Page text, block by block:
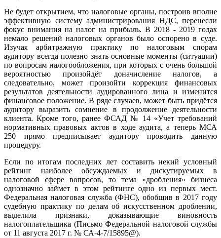
Не будет открытием, что налоговые органы, построив вполне
эффективную систему администрирования НДС, перенесли
фокус внимания на налог на прибыль. В 2018 - 2019 годах
немало решений налоговых органов было оспорено в суде.
Изучая арбитражную практику по налоговым спорам
аудитору всегда полезно знать основные моменты (ситуации)
по вопросам налогообложения, при которых с очень большой
вероятностью произойдёт доначисление налогов, а
следовательно, может произойти коррекция финансовых
результатов деятельности аудированного лица и изменится
финансовое положение. В ряде случаев, может быть придётся
аудитору выразить сомнение в продолжение деятельности
клиента. Кроме того, ранее ФСАД № 14 «Учет требований
нормативных правовых актов в ходе аудита, а теперь МСА
250 прямо предписывает аудитору проводить данную
процедуру.
Если по итогам последних лет составить некий условный
рейтинг наиболее обсуждаемых и дискутируемых в
налоговой сфере вопросов, то тема «дробления» бизнеса
однозначно займет в этом рейтинге одно из первых мест.
Федеральная налоговая служба (ФНС), обобщив в 2017 году
судебную практику по делам об искусственном дроблении,
выделила признаки, доказывающие виновность
налогоплательщика (Письмо Федеральной налоговой службы
от 11 августа 2017 г. № СА-4-7/15895@).